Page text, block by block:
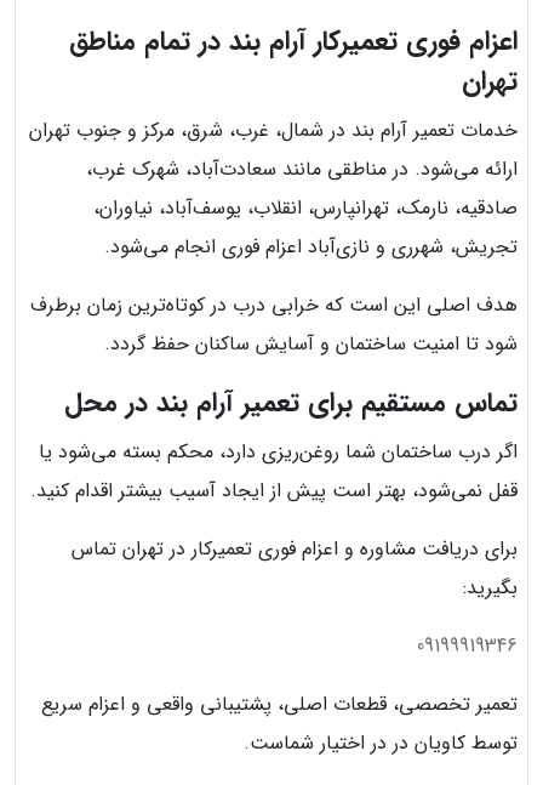
اعزام فوری تعمیرکار آرام بند در تمام مناطق
تهران
خدمات تعمیر آرام بند در شمال، غرب، شرق، مرکز و جنوب تهران
ارائه می‌شود. در مناطقی مانند سعادت‌آباد، شهرک غرب،
صادقیه، نارمک، تهرانپارس، انقلاب، یوسف‌آباد، نیاوران،
تجریش، شهرری و نازی‌آباد اعزام فوری انجام می‌شود.
هدف اصلی این است که خرابی درب در کوتاه‌ترین زمان برطرف
شود تا امنیت ساختمان و آسایش ساکنان حفظ گردد.
تماس مستقیم برای تعمیر آرام بند در محل
اگر درب ساختمان شما روغن‌ریزی دارد، محکم بسته می‌شود یا
قفل نمی‌شود، بهتر است پیش از ایجاد آسیب بیشتر اقدام کنید.
برای دریافت مشاوره و اعزام فوری تعمیرکار در تهران تماس
بگیرید:
09199919346
تعمیر تخصصی، قطعات اصلی، پشتیبانی واقعی و اعزام سریع
توسط کاویان در در اختیار شماست.